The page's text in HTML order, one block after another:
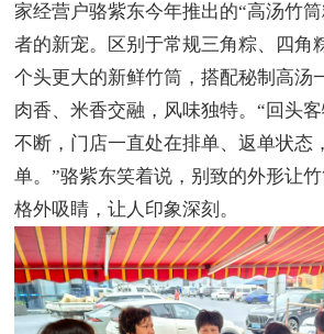
家经营户骆紫东今年推出的“高汤竹
者的新宠。区别于常规三角粽、四角
个头更大的新鲜竹筒，搭配秘制高汤
肉香、米香交融，风味独特。“回头
不断，门店一直处在排单、返单状态
单。”骆紫东笑着说，别致的外形让
格外吸睛，让人印象深刻。